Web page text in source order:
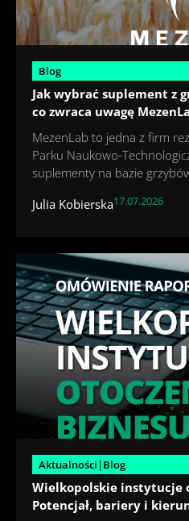
Blog
Jak wybrać suplement z
co zwraca uwagę
MezenLab to jedna z firm
Parku Naukowo-
suplementy na bazie
Julia Kobierska17.07.2026
Aktualności|Blog
Wielkopolskie instytucje
Potencjał, bariery i